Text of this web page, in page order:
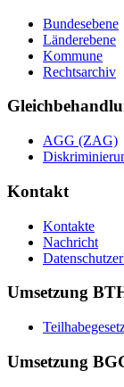
Bundesebene
Länderebene
Kommune
Rechtsarchiv
AGG (ZAG)
Kontakt
Kontakte
Nachricht
Umsetzung
Umsetzung